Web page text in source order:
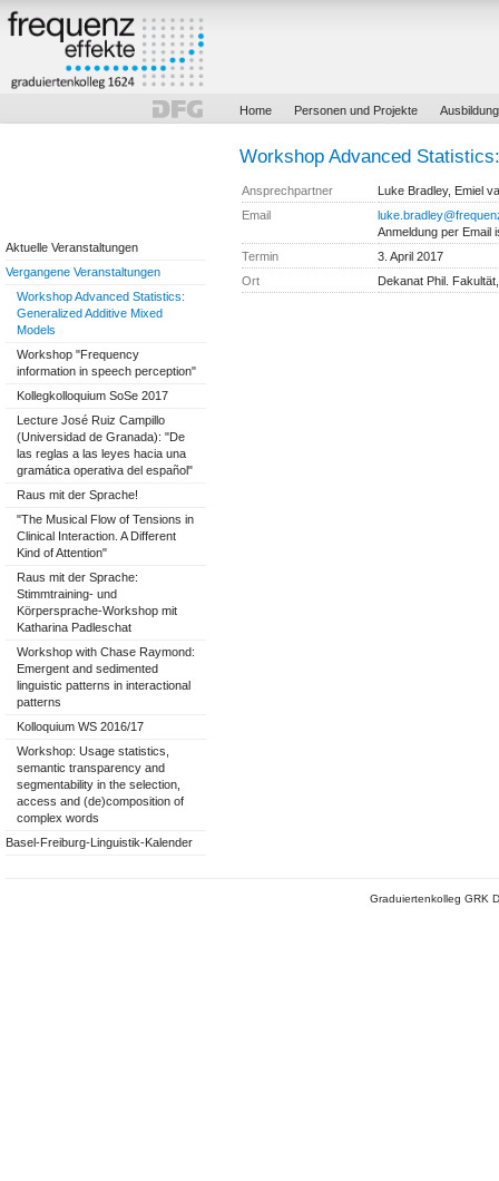
Home Personen und Projekte Ausbildung
Workshop Advanced
Ansprechpartner
Luke Bradley, Emiel
Email
Anmeldung per Email
Termin
3. April 2017
Ort
Dekanat Phil.
Aktuelle Veranstaltungen
Vergangene Veranstaltungen
Workshop Advanced Statistics:
Generalized Additive Mixed
Models
Workshop "Frequency
information in speech perception"
Kollegkolloquium SoSe 2017
Lecture José Ruiz Campillo
(Universidad de Granada): "De
las reglas a las leyes hacia una
gramática operativa del español"
Raus mit der Sprache!
"The Musical Flow of Tensions in
Clinical Interaction. A Different
Kind of Attention"
Raus mit der Sprache:
Stimmtraining- und
Körpersprache-Workshop mit
Katharina Padleschat
Workshop with Chase Raymond:
Emergent and sedimented
linguistic patterns in interactional
patterns
Kolloquium WS 2016/17
Workshop: Usage statistics,
semantic transparency and
segmentability in the selection,
access and (de)composition of
complex words
Basel-Freiburg-Linguistik-Kalender
Graduiertenkolleg GRK